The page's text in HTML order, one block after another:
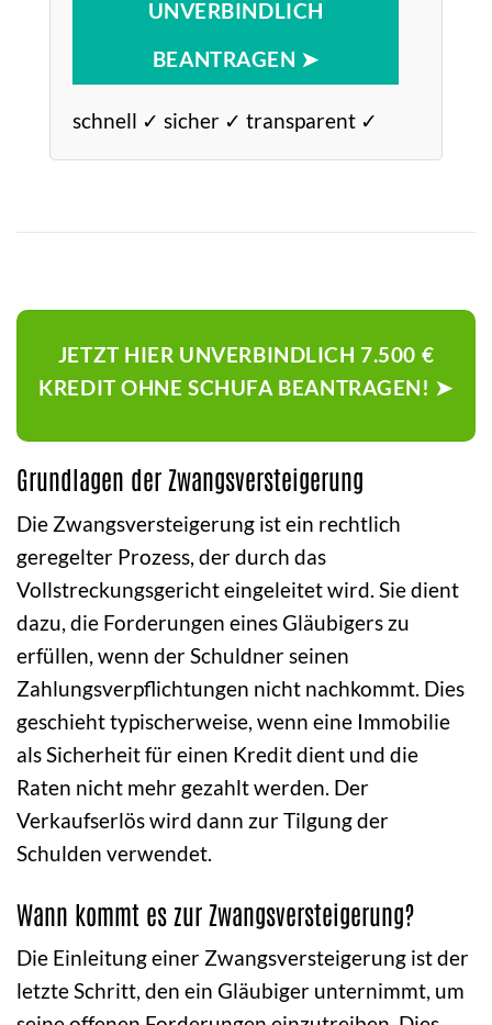
UNVERBINDLICH
BEANTRAGEN ➤
schnell ✓ sicher ✓ transparent ✓
JETZT HIER UNVERBINDLICH 7.500 €
KREDIT OHNE SCHUFA BEANTRAGEN! ➤
Grundlagen der Zwangsversteigerung
Die Zwangsversteigerung ist ein rechtlich
geregelter Prozess, der durch das
Vollstreckungsgericht eingeleitet wird. Sie dient
dazu, die Forderungen eines Gläubigers zu
erfüllen, wenn der Schuldner seinen
Zahlungsverpflichtungen nicht nachkommt. Dies
geschieht typischerweise, wenn eine Immobilie
als Sicherheit für einen Kredit dient und die
Raten nicht mehr gezahlt werden. Der
Verkaufserlös wird dann zur Tilgung der
Schulden verwendet.
Wann kommt es zur Zwangsversteigerung?
Die Einleitung einer Zwangsversteigerung ist der
letzte Schritt, den ein Gläubiger unternimmt, um